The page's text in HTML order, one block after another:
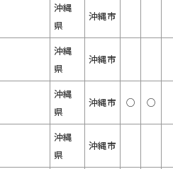
沖縄
県
沖縄市
沖縄
県
沖縄市
沖縄
県
沖縄市 ○ ○
沖縄
県
沖縄市